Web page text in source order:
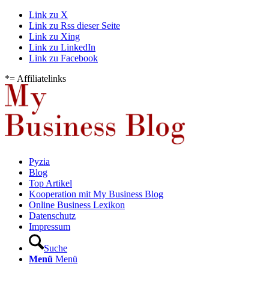
Link zu X
Link zu Rss dieser Seite
Link zu Xing
Link zu LinkedIn
Link zu Facebook
*= Affiliatelinks
Pyzia
Blog
Top Artikel
Kooperation mit My Business Blog
Online Business Lexikon
Datenschutz
Impressum
Suche
Menü Menü